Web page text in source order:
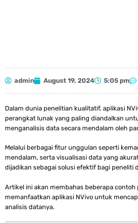
admin August 19, 2024 5:05 pm
Dalam dunia penelitian kualitatif, aplikasi
perangkat lunak yang paling diandalkan
menganalisis data secara mendalam oleh
Melalui berbagai fitur unggulan seperti
mendalam, serta visualisasi data yang
dijadikan sebagai solusi efektif bagi peneliti
Artikel ini akan membahas beberapa contoh
memanfaatkan aplikasi NVivo untuk
analisis datanya.